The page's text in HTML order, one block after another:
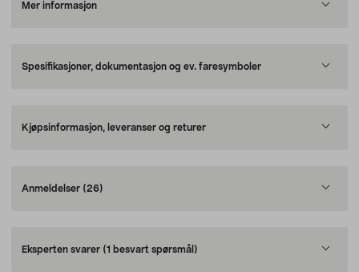
Mer informasjon
Spesifikasjoner, dokumentasjon og ev. faresymboler
Kjøpsinformasjon, leveranser og returer
Anmeldelser (26)
Eksperten svarer (1 besvart spørsmål)